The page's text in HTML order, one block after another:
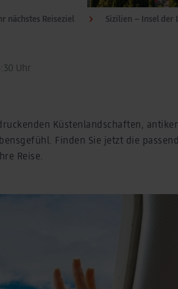
nächstes Reiseziel Sizilien – Insel der
Uhr
Küstenlandschaften,
Finden Sie jetzt die
Reise.